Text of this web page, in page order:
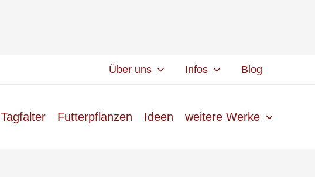
Über uns Infos Blog
Tagfalter Futterpflanzen Ideen weitere Werke